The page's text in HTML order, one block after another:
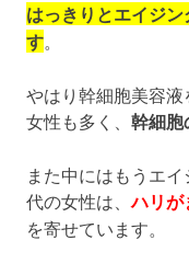
はっきりとエイジ
す。
やはり幹細胞美容
女性も多く、 幹細胞
また中にはもうエ
代の女性は、ハリが
を寄せています。